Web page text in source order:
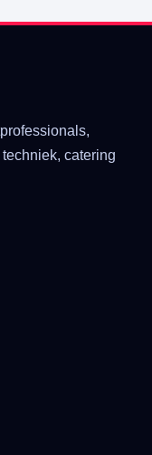
catering